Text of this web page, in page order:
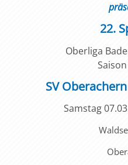
22.
Oberliga
SV
Samstag